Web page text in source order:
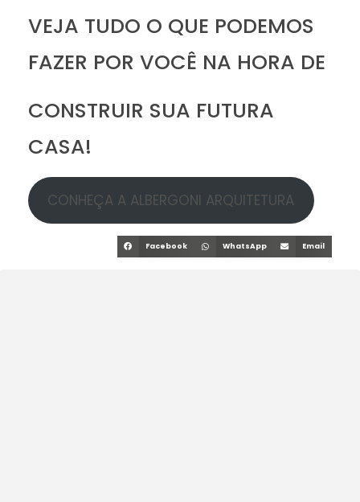
VEJA TUDO O QUE PODEMOS
FAZER POR VOCÊ NA HORA DE
CONSTRUIR SUA FUTURA
CASA!
CONHEÇA A ALBERGONI ARQUITETURA
Facebook WhatsApp Email